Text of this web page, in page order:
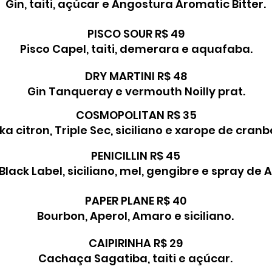
Gin, taiti, açúcar e Angostura Aromatic Bitter.
PISCO SOUR R$ 49
Pisco Capel, taiti, demerara e aquafaba.
DRY MARTINI R$ 48
Gin Tanqueray e vermouth Noilly prat.
COSMOPOLITAN R$ 35
citron, Triple Sec, siciliano e xarope de
PENICILLIN R$ 45
Label, siciliano, mel, gengibre e spray de
PAPER PLANE R$ 40
Bourbon, Aperol, Amaro e siciliano.
CAIPIRINHA R$ 29
Cachaça Sagatiba, taiti e açúcar.